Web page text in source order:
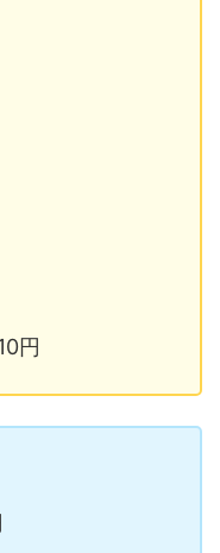
円